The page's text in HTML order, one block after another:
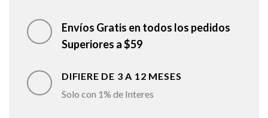
Envíos Gratis en todos los pedidos
Superiores a $59
DIFIERE DE 3 A 12 MESES
Solo con 1% de Interes